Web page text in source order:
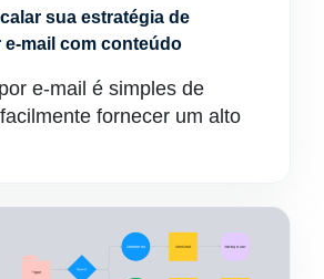
sua estratégia de
e-mail com conteúdo
e-mail é simples de
fornecer um alto